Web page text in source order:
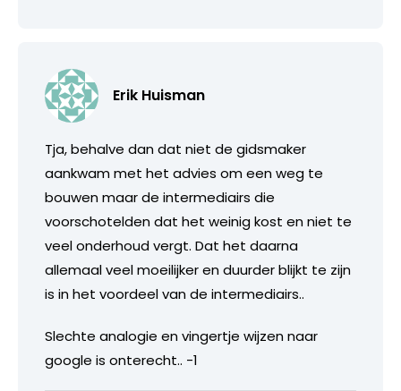
Erik Huisman
Tja, behalve dan dat niet de gidsmaker
aankwam met het advies om een weg te
bouwen maar de intermediairs die
voorschotelden dat het weinig kost en niet te
veel onderhoud vergt. Dat het daarna
allemaal veel moeilijker en duurder blijkt te zijn
is in het voordeel van de intermediairs..
Slechte analogie en vingertje wijzen naar
google is onterecht.. -1